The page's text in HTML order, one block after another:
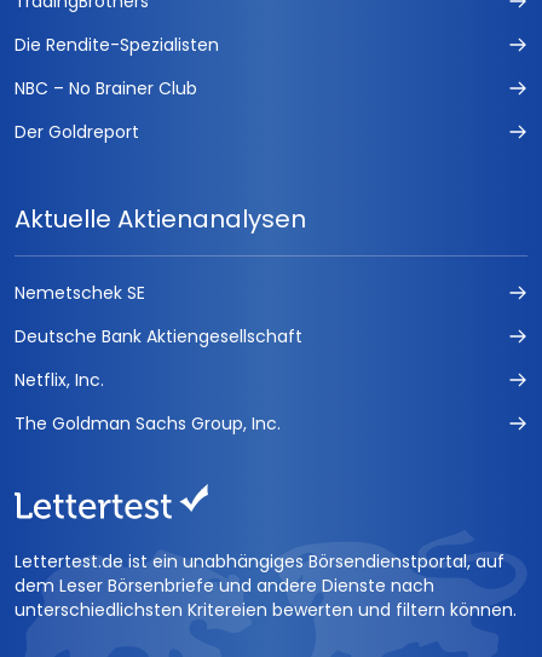
Die Rendite-Spezialisten
NBC – No Brainer Club
Der Goldreport
Aktuelle Aktienanalysen
Nemetschek SE
Deutsche Bank Aktiengesellschaft
Netflix, Inc.
The Goldman Sachs Group, Inc.
Lettertest.de ist ein unabhängiges Börsendienstportal, auf
dem Leser Börsenbriefe und andere Dienste nach
unterschiedlichsten Kritereien bewerten und filtern können.